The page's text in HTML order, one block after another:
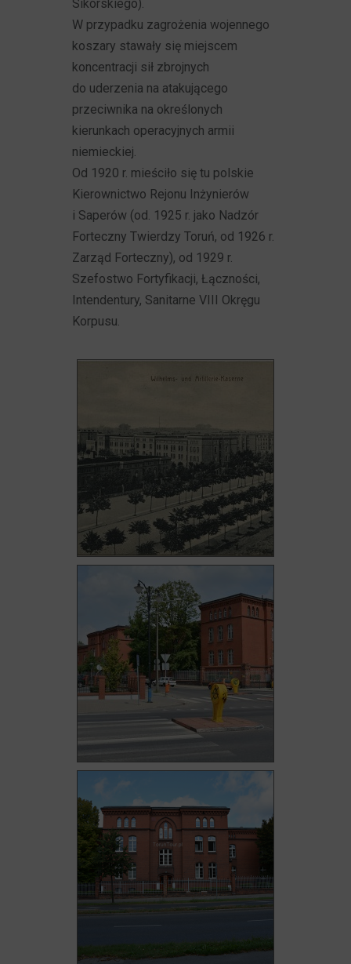
Sikorskiego).
W przypadku zagrożenia wojennego
koszary stawały się miejscem
koncentracji sił zbrojnych
do uderzenia na atakującego
przeciwnika na określonych
kierunkach operacyjnych armii
niemieckiej.
Od 1920 r. mieściło się tu polskie
Kierownictwo Rejonu Inżynierów
i Saperów (od. 1925 r. jako Nadzór
Forteczny Twierdzy Toruń, od 1926 r.
Zarząd Forteczny), od 1929 r.
Szefostwo Fortyfikacji, Łączności,
Intendentury, Sanitarne VIII Okręgu
Korpusu.